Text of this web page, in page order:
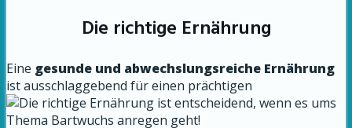
Die richtige Ernährung
Eine gesunde und abwechslungsreiche Ernährung
ist ausschlaggebend für einen prächtigen